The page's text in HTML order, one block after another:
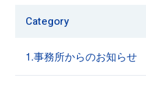
Category
1.事務所からのお知らせ